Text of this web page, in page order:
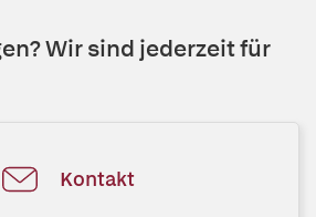
Wir sind jederzeit für
Kontakt